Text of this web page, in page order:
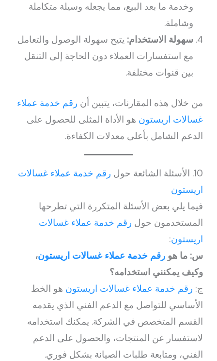
وخدمة ما بعد البيع، مما يجعله وسيلة متكاملة
وشاملة.
سهولة الاستخدام: يتيح سهولة الوصول والتعامل
مع استفسارات العملاء دون الحاجة إلى التنقل
بين قنوات مختلفة.
من خلال هذه المقارنات، يتبين أن رقم خدمة عملاء
غسالات اريستون هو الأداة المثلى للحصول على
الدعم الشامل بأعلى معدلات الكفاءة.
10. الأسئلة الشائعة حول
رقم خدمة عملاء غسالات
اريستون
فيما يلي بعض الأسئلة المتكررة التي تطرحها
المستخدمون حول رقم خدمة عملاء غسالات
اريستون:
س: ما هورقم خدمة عملاء غسالات اريستون،
وكيف يمكنني استخدامه؟
ج: رقم خدمة عملاء غسالات اريستون هو الخط
الأساسي للتواصل مع الدعم الفني الذي يقدمه
القسم المتخصص في الشركة. يمكنك استخدامه
لاستفسار عن المنتجات، والحصول على الدعم
الفني، ومتابعة طلبات الصيانة بشكل فوري.